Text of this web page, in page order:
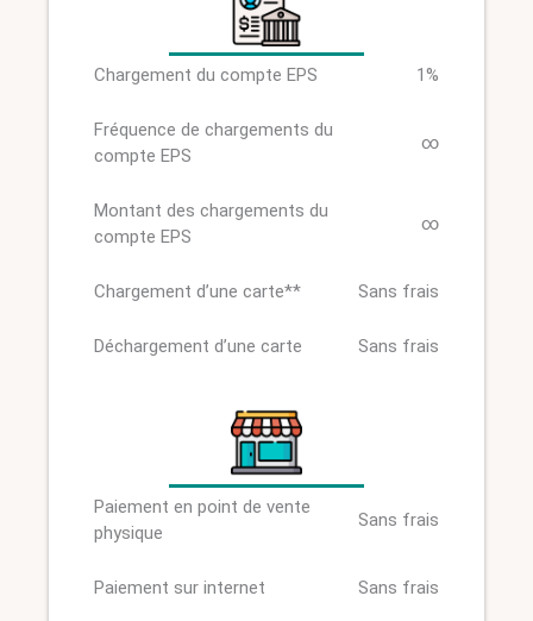
Chargement du compte EPS 1%
Fréquence de chargements du
compte EPS
∞
Montant des chargements du
compte EPS
∞
Chargement d’une carte** Sans frais
Déchargement d’une carte Sans frais
Paiement en point de vente
physique
Sans frais
Paiement sur internet Sans frais